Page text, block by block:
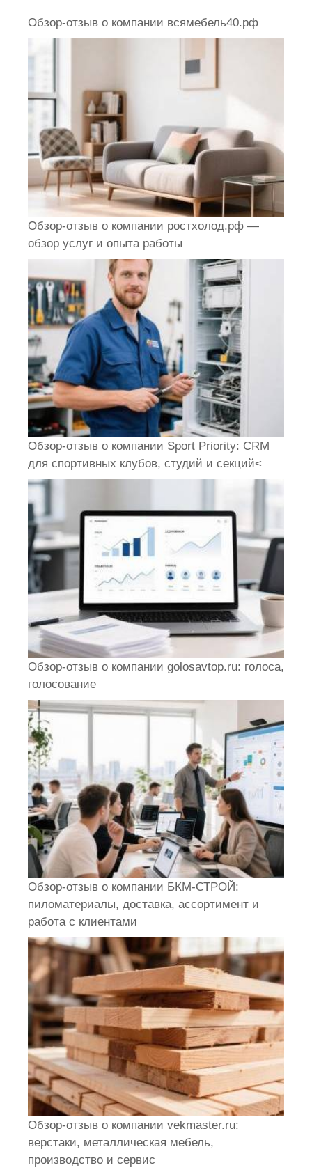
Обзор-отзыв о компании всямебель40.рф
Обзор-отзыв о компании ростхолод.рф —
обзор услуг и опыта работы
Обзор-отзыв о компании Sport Priority: CRM
для спортивных клубов, студий и секций<
Обзор-отзыв о компании golosavtop.ru: голоса,
голосование
Обзор-отзыв о компании БКМ-СТРОЙ:
пиломатериалы, доставка, ассортимент и
работа с клиентами
Обзор-отзыв о компании vekmaster.ru:
верстаки, металлическая мебель,
производство и сервис